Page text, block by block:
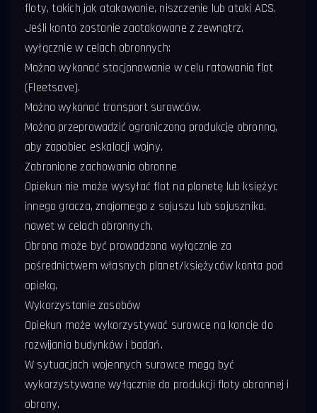
floty, takich jak atakowanie, niszczenie lub ataki ACS.
Jeśli konto zostanie zaatakowane z zewnątrz,
wyłącznie w celach obronnych:
Można wykonać stacjonowanie w celu ratowania flot
(Fleetsave).
Można wykonać transport surowców.
Można przeprowadzić ograniczoną produkcję obronną,
aby zapobiec eskalacji wojny.
Zabronione zachowania obronne
Opiekun nie może wysyłać flot na planetę lub księżyc
innego gracza, znajomego z sojuszu lub sojusznika,
nawet w celach obronnych.
Obrona może być prowadzona wyłącznie za
pośrednictwem własnych planet/księżyców konta pod
opieką.
Wykorzystanie zasobów
Opiekun może wykorzystywać surowce na koncie do
rozwijania budynków i badań.
W sytuacjach wojennych surowce mogą być
wykorzystywane wyłącznie do produkcji floty obronnej i
obrony.